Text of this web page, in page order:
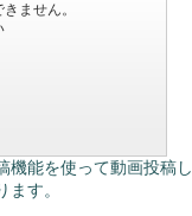
機能を使って動画投稿
す。